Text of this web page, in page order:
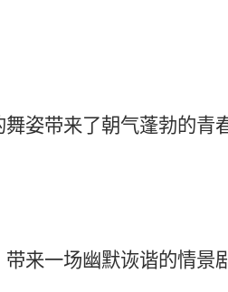
姿带来了朝气蓬勃的青
来一场幽默诙谐的情景